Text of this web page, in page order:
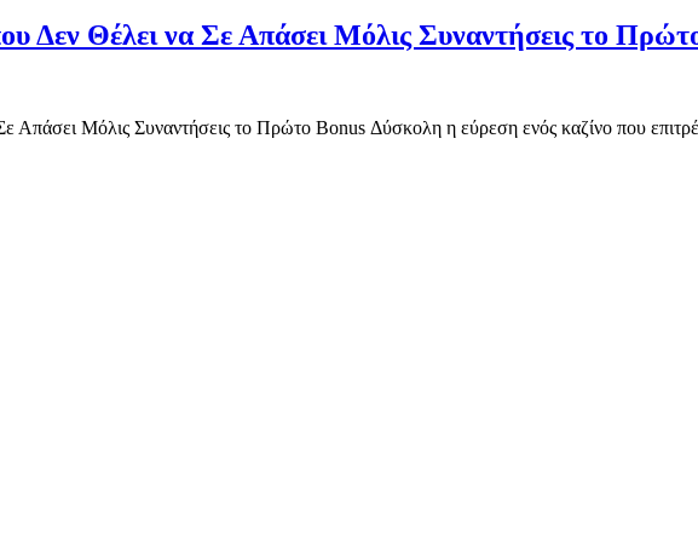
Δεν Θέλει να Σε Απάσει Μόλις Συναντήσεις το
Απάσει Μόλις Συναντήσεις το Πρώτο Bonus Δύσκολη η εύρεση ενός καζίνο που